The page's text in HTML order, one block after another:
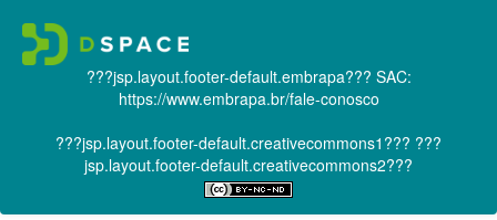
???jsp.layout.footer-default.embrapa??? SAC:
https://www.embrapa.br/fale-conosco
???jsp.layout.footer-default.creativecommons1??? ???
jsp.layout.footer-default.creativecommons2???